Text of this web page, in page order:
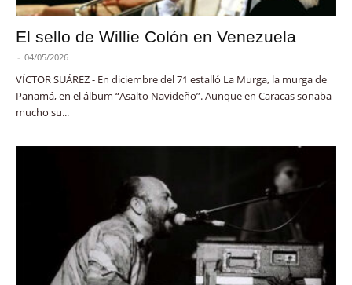
El sello de Willie Colón en Venezuela
- 04/05/2026
VÍCTOR SUÁREZ - En diciembre del 71 estalló La Murga, la murga de
Panamá, en el álbum “Asalto Navideño”. Aunque en Caracas sonaba
mucho su...